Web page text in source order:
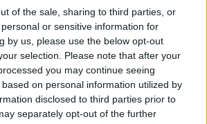
of the sale, sharing to third parties, or
or sensitive information for
by us, please use the below opt-out
selection. Please note that after your
you may continue seeing
on personal information utilized by
disclosed to third parties prior to
separately opt-out of the further
Arūnas papasakojo, kuo
nustebino žmoną